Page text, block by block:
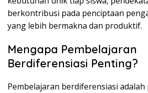
berkontribusi pada penciptaan
yang lebih bermakna dan produktif.
Mengapa Pembelajaran
Berdiferensiasi Penting?
Pembelajaran berdiferensiasi